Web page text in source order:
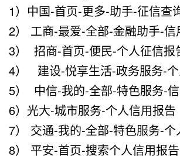
1）中国-首页-更多-助手-征信查
2） 工商-最爱-全部-金融助手-信
3） 招商-首页-便民-个人征信报
4） 建设-悦享生活-政务服务-
5） 中信-我的-全部-特色服务-
6）光大-城市服务-个人信用报告
7） 交通-我的-全部-特色服务-个
8） 平安-首页-搜索个人信用报告